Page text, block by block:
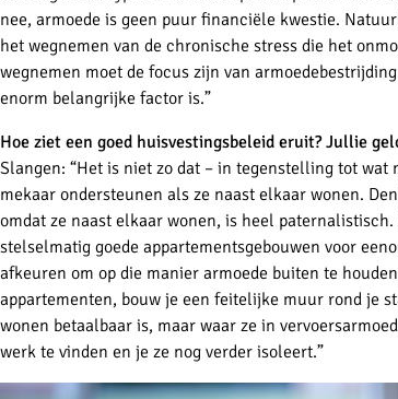
nee, armoede is geen puur financiële kwestie.
het wegnemen van de chronische stress die het
wegnemen moet de focus zijn van
enorm belangrijke factor is.”
Hoe ziet een goed huisvestingsbeleid eruit? Jullie
Slangen: “Het is niet zo dat – in tegenstelling tot
mekaar ondersteunen als ze naast elkaar wonen.
omdat ze naast elkaar wonen, is heel
stelselmatig goede appartementsgebouwen voor
afkeuren om op die manier armoede buiten te
appartementen, bouw je een feitelijke muur rond je
wonen betaalbaar is, maar waar ze in
werk te vinden en je ze nog verder isoleert.”